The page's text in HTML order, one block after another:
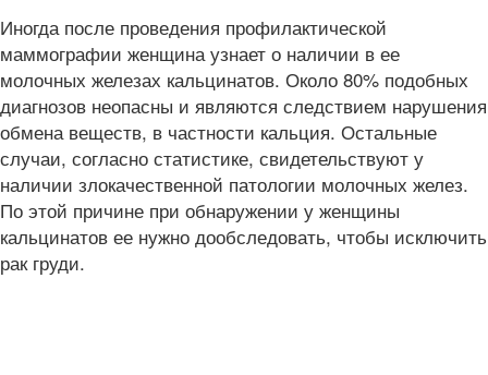
Иногда после проведения профилактической
маммографии женщина узнает о наличии в ее
молочных железах кальцинатов. Около 80% подобных
диагнозов неопасны и являются следствием нарушения
обмена веществ, в частности кальция. Остальные
случаи, согласно статистике, свидетельствуют у
наличии злокачественной патологии молочных желез.
По этой причине при обнаружении у женщины
кальцинатов ее нужно дообследовать, чтобы исключить
рак груди.